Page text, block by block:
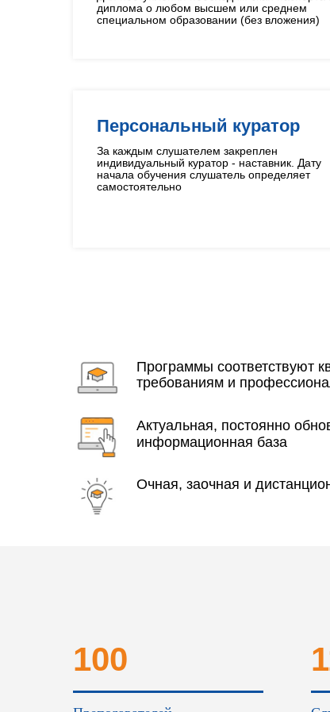
диплома о любом высшем или среднем
специальном образовании (без вложения)
Персональный куратор
За каждым слушателем закреплен
индивидуальный куратор - наставник. Дату
начала обучения слушатель определяет
самостоятельно
Программы соответствуют
требованиям и
Актуальная, постоянно
информационная база
Очная, заочная и
100